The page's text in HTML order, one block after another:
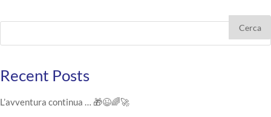
Cerca
Recent Posts
L’avventura continua … 🎁😉🌈🚀